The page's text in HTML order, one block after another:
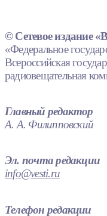
© Сетевое издание
«Федеральное
Всероссийская
радиовещательная
Главный редактор
А. А. Филипповский
Эл. почта редакции
info@vesti.ru
Телефон редакции